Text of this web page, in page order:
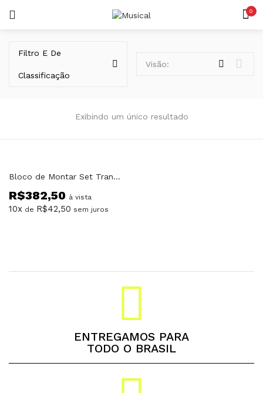
0
Exibindo um único resultado
Filtro E De
Classificação
Visão:
Bloco de Montar Set Trans Collector Veículos Blindados Qman
R$382,50 à vista
10x de R$42,50 sem juros
ENTREGAMOS PARA
TODO O BRASIL